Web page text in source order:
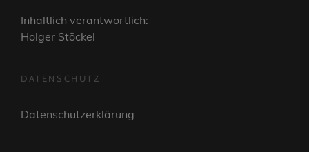
Inhaltlich verantwortlich:
Holger Stöckel
DATENSCHUTZ
Datenschutzerklärung